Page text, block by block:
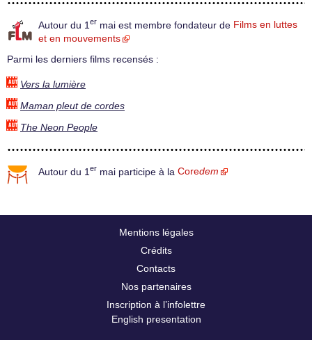
Autour du 1 er mai est membre fondateur de Films en luttes
et en mouvements
Parmi les derniers films recensés :
Vers la lumière
Maman pleut de cordes
The Neon People
Autour du 1 er mai participe à la Coredem
Mentions légales
Crédits
Contacts
Nos partenaires
Inscription à l’infolettre
English presentation